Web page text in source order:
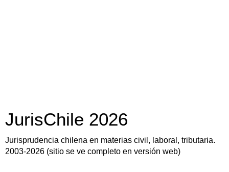
JurisChile 2026
Jurisprudencia chilena en materias civil, laboral, tributaria.
2003-2026 (sitio se ve completo en versión web)